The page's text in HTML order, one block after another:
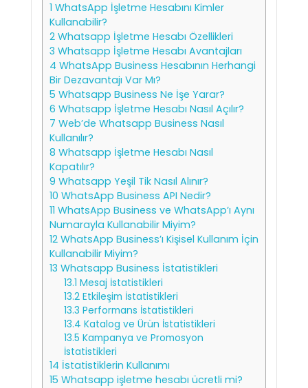
1 WhatsApp İşletme Hesabını Kimler
Kullanabilir?
2 Whatsapp İşletme Hesabı Özellikleri
3 Whatsapp İşletme Hesabı Avantajları
4 WhatsApp Business Hesabının Herhangi
Bir Dezavantajı Var Mı?
5 Whatsapp Business Ne İşe Yarar?
6 Whatsapp İşletme Hesabı Nasıl Açılır?
7 Web’de Whatsapp Business Nasıl
Kullanılır?
8 Whatsapp İşletme Hesabı Nasıl
Kapatılır?
9 Whatsapp Yeşil Tik Nasıl Alınır?
10 WhatsApp Business API Nedir?
11 WhatsApp Business ve WhatsApp’ı Aynı
Numarayla Kullanabilir Miyim?
12 WhatsApp Business’ı Kişisel Kullanım İçin
Kullanabilir Miyim?
13 Whatsapp Business İstatistikleri
13.1 Mesaj İstatistikleri
13.2Etkileşim İstatistikleri
13.3 Performans İstatistikleri
13.4 Katalog ve Ürün İstatistikleri
13.5 Kampanya ve Promosyon
İstatistikleri
14 İstatistiklerin Kullanımı
15 Whatsapp işletme hesabı ücretli mi?